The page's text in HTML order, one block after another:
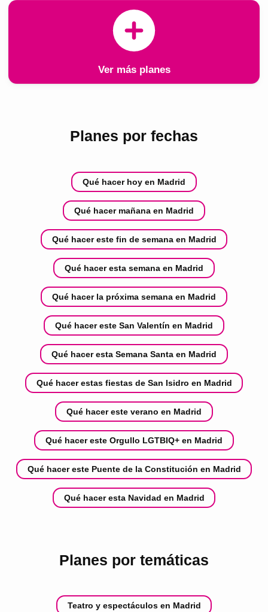
Ver más planes
Planes por fechas
Qué hacer hoy en Madrid
Qué hacer mañana en Madrid
Qué hacer este fin de semana en Madrid
Qué hacer esta semana en Madrid
Qué hacer la próxima semana en Madrid
Qué hacer este San Valentín en Madrid
Qué hacer esta Semana Santa en Madrid
Qué hacer estas fiestas de San Isidro en Madrid
Qué hacer este verano en Madrid
Qué hacer este Orgullo LGTBIQ+ en Madrid
Qué hacer este Puente de la Constitución en Madrid
Qué hacer esta Navidad en Madrid
Planes por temáticas
Teatro y espectáculos en Madrid